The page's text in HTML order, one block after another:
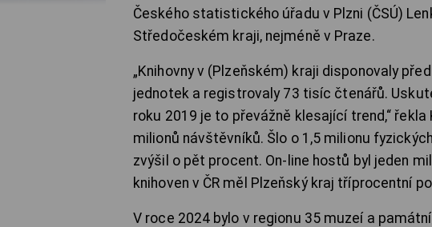
Českého statistického úřadu v Plzni (ČSÚ)
Středočeském kraji, nejméně v Praze.
„Knihovny v (Plzeňském) kraji disponovaly
jednotek a registrovaly 73 tisíc čtenářů.
roku 2019 je to převážně klesající trend,“
milionů návštěvníků. Šlo o 1,5 milionu
zvýšil o pět procent. On-line hostů byl jeden
knihoven v ČR měl Plzeňský kraj tříprocentní
V roce 2024 bylo v regionu 35 muzeí a